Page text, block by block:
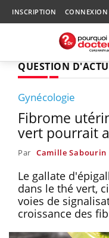
INSCRIPTION CONNEXION
QUESTION D'ACTU
Gynécologie
Fibrome
vert pourrait
Par Camille Sabourin
Le gallate
dans le thé vert,
voies de
croissance des